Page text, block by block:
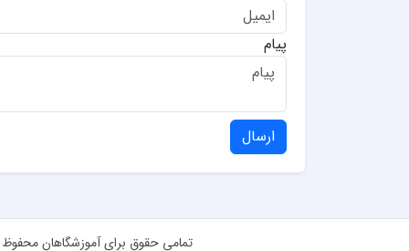
پیام
ارسال
تمامی حقوق برای آموزشگاهان